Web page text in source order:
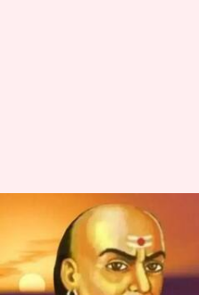
Motivational:
ఆదర్శ భార్య
ఉండాల్సిన